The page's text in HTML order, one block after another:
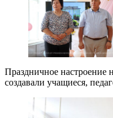
Праздничное настроение
создавали учащиеся,